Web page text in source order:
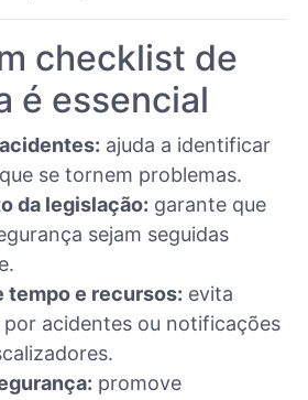
checklist de
é essencial
ajuda a identificar
se tornem problemas.
da legislação: garante que
sejam seguidas
tempo e recursos: evita
acidentes ou notificações
promove